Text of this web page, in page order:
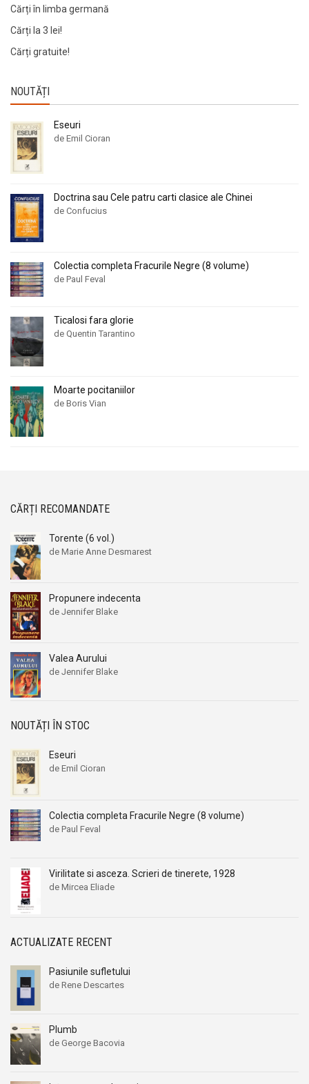
Cărți în limba germană
Cărți la 3 lei!
Cărți gratuite!
NOUTĂȚI
Eseuri
de Emil Cioran
Doctrina sau Cele patru carti clasice ale Chinei
de Confucius
Colectia completa Fracurile Negre (8 volume)
de Paul Feval
Ticalosi fara glorie
de Quentin Tarantino
Moarte pocitaniilor
de Boris Vian
CĂRȚI RECOMANDATE
Torente (6 vol.)
de Marie Anne Desmarest
Propunere indecenta
de Jennifer Blake
Valea Aurului
de Jennifer Blake
NOUTĂȚI ÎN STOC
Eseuri
de Emil Cioran
Colectia completa Fracurile Negre (8 volume)
de Paul Feval
Virilitate si asceza. Scrieri de tinerete, 1928
de Mircea Eliade
ACTUALIZATE RECENT
Pasiunile sufletului
de Rene Descartes
Plumb
de George Bacovia